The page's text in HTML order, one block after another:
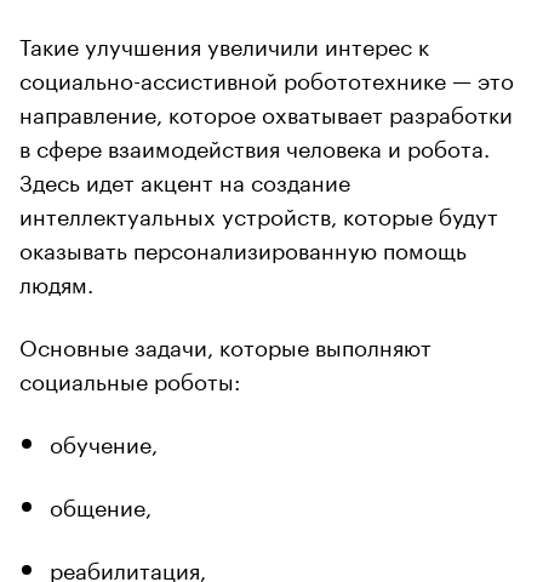
Такие улучшения увеличили интерес к
социально-ассистивной робототехнике — это
направление, которое охватывает разработки
в сфере взаимодействия человека и робота.
Здесь идет акцент на создание
интеллектуальных устройств, которые будут
оказывать персонализированную помощь
людям.
Основные задачи, которые выполняют
социальные роботы:
обучение,
общение,
реабилитация,